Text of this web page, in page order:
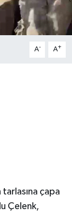
A- A+
tarlasına çapa
Çelenk,